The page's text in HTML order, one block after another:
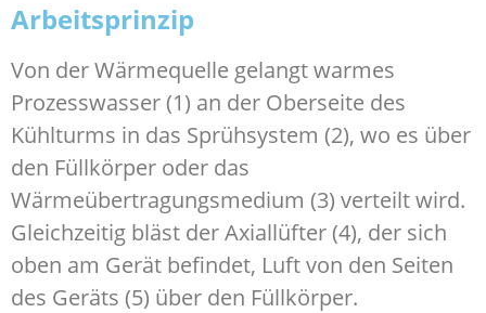
Arbeitsprinzip
Von der Wärmequelle gelangt warmes
Prozesswasser (1) an der Oberseite des
Kühlturms in das Sprühsystem (2), wo es über
den Füllkörper oder das
Wärmeübertragungsmedium (3) verteilt wird.
Gleichzeitig bläst der Axiallüfter (4), der sich
oben am Gerät befindet, Luft von den Seiten
des Geräts (5) über den Füllkörper.